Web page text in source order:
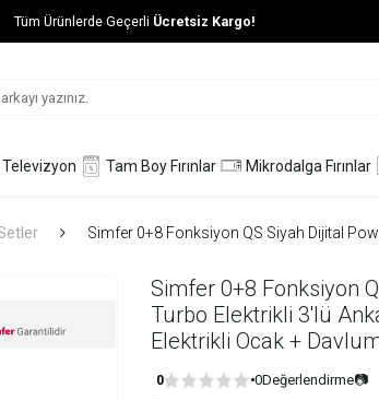
Tüm Ürünlerde Geçerli Ücretsiz Kargo!
Televizyon Tam Boy Fırınlar Mikrodalga Fırınlar
Simfer 0+8 Fonksiyon QS Siyah Dijital
Simfer 0+8 Fonksiyon
Turbo Elektrikli 3'lü
Elektrikli Ocak +
0 0Değerlendirme📷